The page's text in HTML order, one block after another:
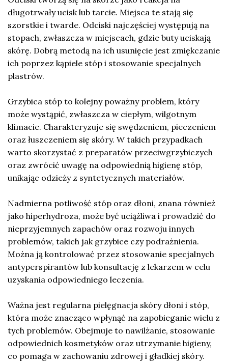
długotrwały ucisk lub tarcie. Miejsca te stają się
szorstkie i twarde. Odciski najczęściej występują na
stopach, zwłaszcza w miejscach, gdzie buty uciskają
skórę. Dobrą metodą na ich usunięcie jest zmiękczanie
ich poprzez kąpiele stóp i stosowanie specjalnych
plastrów.
Grzybica stóp to kolejny poważny problem, który
może wystąpić, zwłaszcza w ciepłym, wilgotnym
klimacie. Charakteryzuje się swędzeniem, pieczeniem
oraz łuszczeniem się skóry. W takich przypadkach
warto skorzystać z preparatów przeciwgrzybiczych
oraz zwrócić uwagę na odpowiednią higienę stóp,
unikając odzieży z syntetycznych materiałów.
Nadmierna potliwość stóp oraz dłoni, znana również
jako hiperhydroza, może być uciążliwa i prowadzić do
nieprzyjemnych zapachów oraz rozwoju innych
problemów, takich jak grzybice czy podrażnienia.
Można ją kontrolować przez stosowanie specjalnych
antyperspirantów lub konsultację z lekarzem w celu
uzyskania odpowiedniego leczenia.
Ważna jest regularna pielęgnacja skóry dłoni i stóp,
która może znacząco wpłynąć na zapobieganie wielu z
tych problemów. Obejmuje to nawilżanie, stosowanie
odpowiednich kosmetyków oraz utrzymanie higieny,
co pomaga w zachowaniu zdrowej i gładkiej skóry.